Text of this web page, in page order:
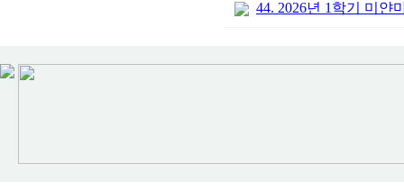
44. 2026년 1학기 미얀